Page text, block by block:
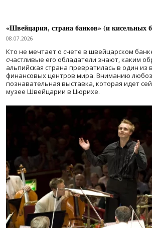
«Швейцария, страна банков» (и кисельных
08.07.2026
Кто не мечтает о счете в швейцарском
счастливые его обладатели знают, каким
альпийская страна превратилась в один из
финансовых центров мира. Вниманию
познавательная выставка, которая идет
музее Швейцарии в Цюрихе.